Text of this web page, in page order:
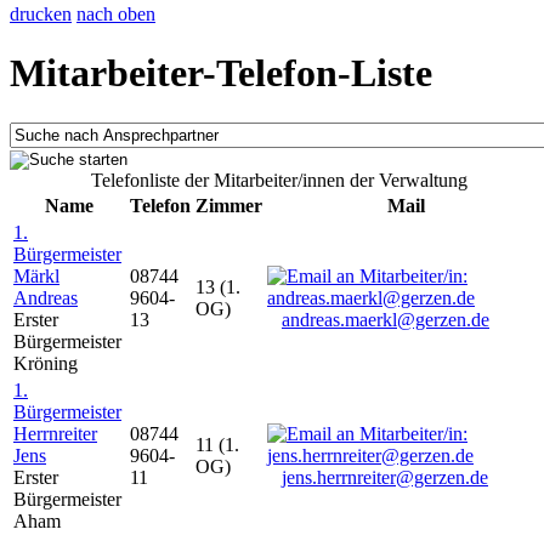
drucken nach oben
Mitarbeiter-Telefon-Liste
Telefonliste der Mitarbeiter/innen der Verwaltung
Name
Telefon Zimmer
Mail
1.
Bürgermeister
Märkl
Andreas
Erster
Bürgermeister
Kröning
08744
9604-
13
13 (1.
OG)
andreas.maerkl@gerzen.de
1.
Bürgermeister
Herrnreiter
Jens
Erster
Bürgermeister
Aham
08744
9604-
11
11 (1.
OG)
jens.herrnreiter@gerzen.de